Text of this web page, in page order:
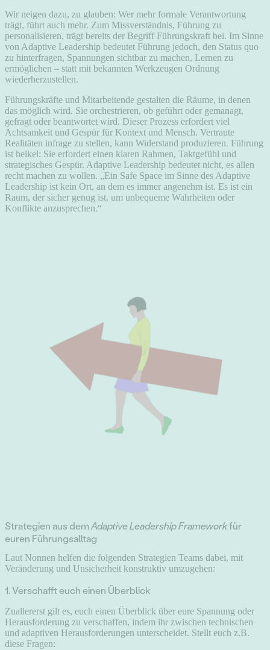
Wir neigen dazu, zu glauben: Wer mehr formale Verantwortung
trägt, führt auch mehr. Zum Missverständnis, Führung zu
personalisieren, trägt bereits der Begriff Führungskraft bei. Im Sinne
von Adaptive Leadership bedeutet Führung jedoch, den Status quo
zu hinterfragen, Spannungen sichtbar zu machen, Lernen zu
ermöglichen – statt mit bekannten Werkzeugen Ordnung
wiederherzustellen.
Führungskräfte und Mitarbeitende gestalten die Räume, in denen
das möglich wird. Sie orchestrieren, ob geführt oder gemanagt,
gefragt oder beantwortet wird. Dieser Prozess erfordert viel
Achtsamkeit und Gespür für Kontext und Mensch. Vertraute
Realitäten infrage zu stellen, kann Widerstand produzieren. Führung
ist heikel: Sie erfordert einen klaren Rahmen, Taktgefühl und
strategisches Gespür. Adaptive Leadership bedeutet nicht, es allen
recht machen zu wollen. „Ein Safe Space im Sinne des Adaptive
Leadership ist kein Ort, an dem es immer angenehm ist. Es ist ein
Raum, der sicher genug ist, um unbequeme Wahrheiten oder
Konflikte anzusprechen.“
Strategien aus demAdaptive Leadership Frameworkfür
euren Führungsalltag
Laut Nonnen helfen die folgenden Strategien Teams dabei, mit
Veränderung und Unsicherheit konstruktiv umzugehen:
1. Verschafft euch einen Überblick
Zuallererst gilt es, euch einen Überblick über eure Spannung oder
Herausforderung zu verschaffen, indem ihr zwischen technischen
und adaptiven Herausforderungen unterscheidet. Stellt euch z.B.
diese Fragen: